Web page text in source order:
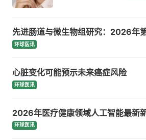
先进肠道与微生物组研究：2026年
环球医讯
心脏变化可能预示未来癌症风险
环球医讯
2026年医疗健康领域人工智能最新
环球医讯